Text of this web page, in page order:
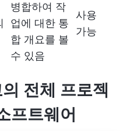
병합하여 작
업에 대한 통
합 개요를 볼
수 있음
사용
가능
전체 프로젝
프트웨어